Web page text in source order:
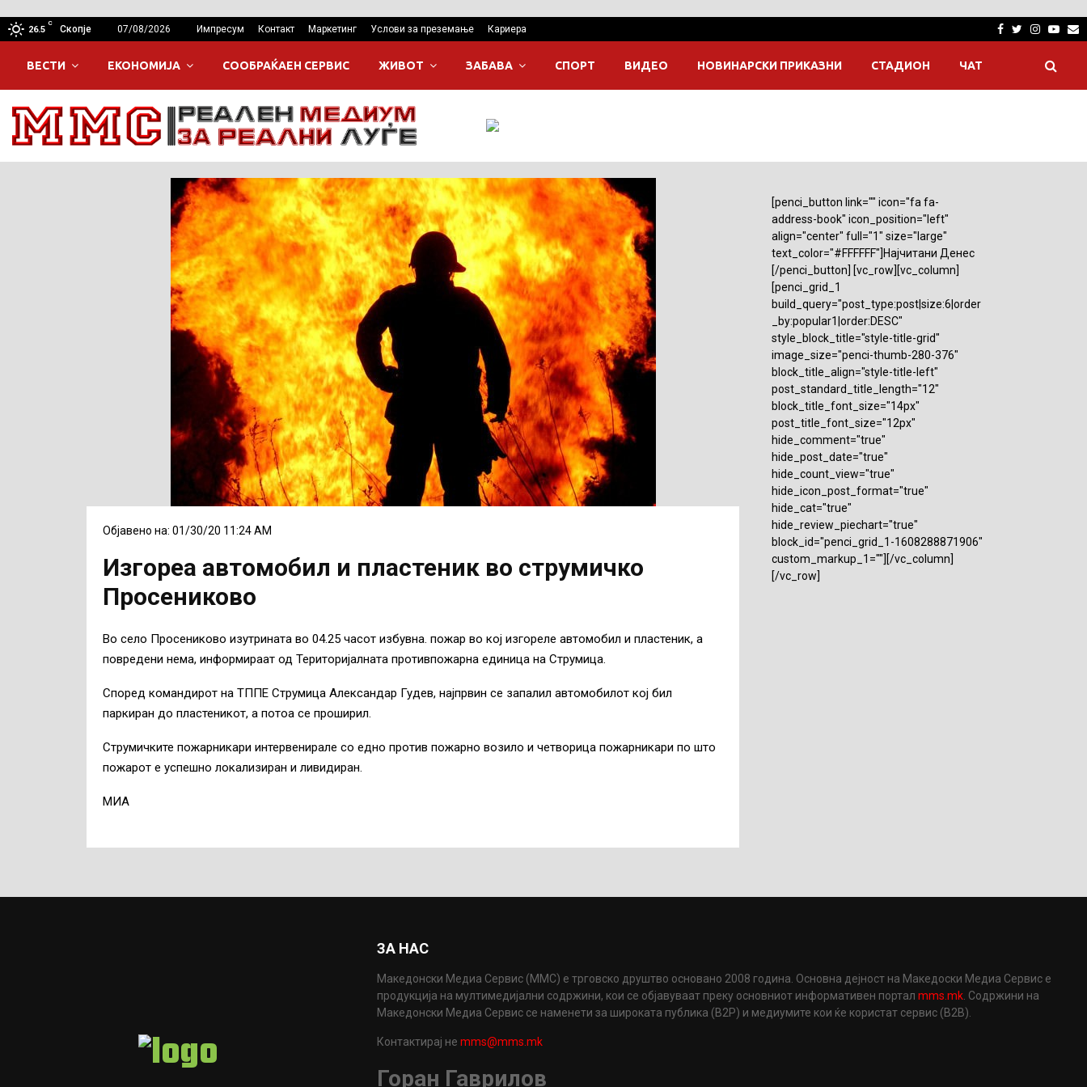
26.5
C
Скопје 07/08/2026 Импресум Контакт Маркетинг Услови за преземање Кариера Facebook
Twitter
ВЕСТИ ЕКОНОМИЈА СООБРАЌАЕН СЕРВИС ЖИВОТ ЗАБАВА СПОРТ ВИДЕО НОВИНАРСКИ ПРИКАЗНИ СТАДИОН ЧАТ
Објавено на: 01/30/20 11:24 AM
Изгореа автомобил и пластеник во струмичко
Просениково
Во село Просениково изутрината во 04.25 часот избувна. пожар во кој изгореле автомобил и пластеник, а
повредени нема, информираат од Територијалната противпожарна единица на Струмица.
Според командирот на ТППЕ Струмица Александар Гудев, најпрвин се запалил автомобилот кој бил
паркиран до пластеникот, а потоа се проширил.
Струмичките пожарникари интервенирале со едно против пожарно возило и четворица пожарникари по што
пожарот е успешно локализиран и ливидиран.
МИА
[penci_button link="" icon="fa fa-
address-book" icon_position="left"
align="center" full="1" size="large"
text_color="#FFFFFF"]Најчитани Денес
[/penci_button] [vc_row][vc_column]
[penci_grid_1
build_query="post_type:post|size:6|order
_by:popular1|order:DESC"
style_block_title="style-title-grid"
image_size="penci-thumb-280-376"
block_title_align="style-title-left"
post_standard_title_length="12"
block_title_font_size="14px"
post_title_font_size="12px"
hide_comment="true"
hide_post_date="true"
hide_count_view="true"
hide_icon_post_format="true"
hide_cat="true"
hide_review_piechart="true"
block_id="penci_grid_1-1608288871906"
custom_markup_1=""][/vc_column]
[/vc_row]
ЗА НАС
Македонски Медиа Сервис (ММС) е трговско друштво основано 2008 година. Основна дејност на Македоски Медиа Сервис е
продукција на мултимедијални содржини, кои се објавуваат преку основниот информативен порталmms.mk. Содржини на
Македонски Медиа Сервис се наменети за широката публика (B2P) и медиумите кои ќе користат сервис (B2B).
Контактирај неmms@mms.mk
Горан Гаврилов